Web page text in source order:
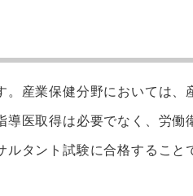
産業保健分野においては、
医取得は必要でなく、労働
タント試験に合格すること